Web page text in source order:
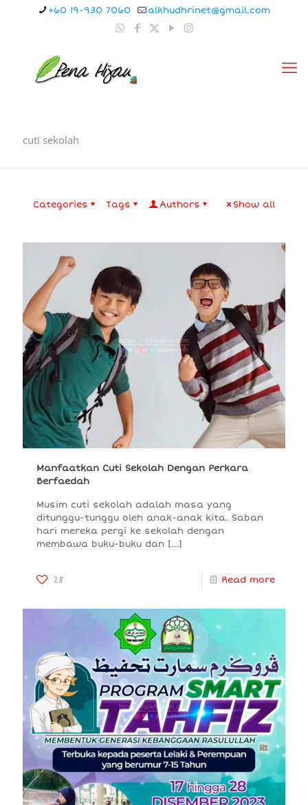
+60 19-930 7060 alkhudhrinet@gmail.com
cuti sekolah
Categories Tags Authors Show all
Manfaatkan Cuti Sekolah Dengan Perkara
Berfaedah
Musim cuti sekolah adalah masa yang
ditunggu-tunggu oleh anak-anak kita. Saban
hari mereka pergi ke sekolah dengan
membawa buku-buku dan […]
28 Read more